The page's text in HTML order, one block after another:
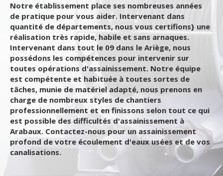
Notre établissement place ses nombreuses années
de pratique pour vous aider. Intervenant dans
quantité de départements, nous vous certifions} une
réalisation très rapide, habile et sans arnaques.
Intervenant dans tout le 09 dans le Ariège, nous
possédons les compétences pour intervenir sur
toutes opérations d'assainissement. Notre équipe
est compétente et habituée à toutes sortes de
tâches, munie de matériel adapté, nous prenons en
charge de nombreux styles de chantiers
professionnellement et en finissons selon tout ce qui
est possible des difficultés d'assainissement à
Arabaux. Contactez-nous pour un assainissement
profond de votre écoulement d'eaux usées et de vos
canalisations.